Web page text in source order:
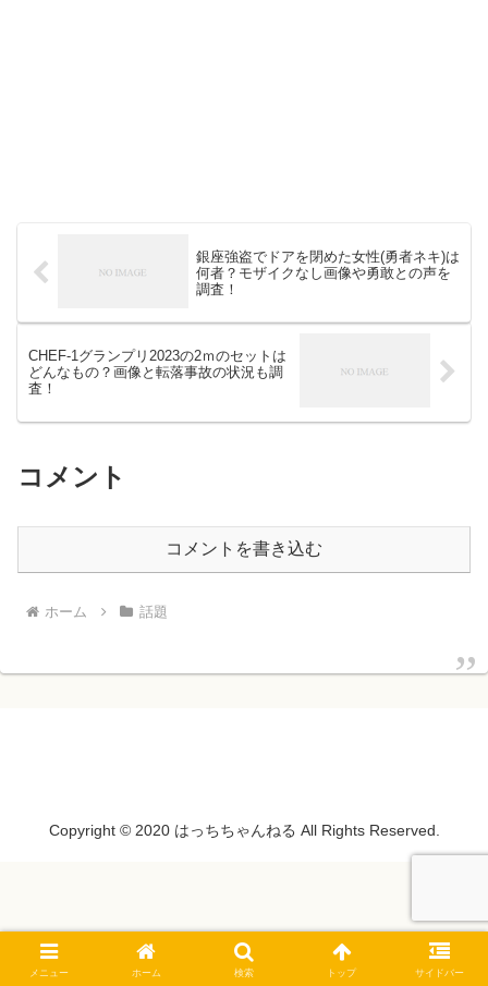
銀座強盗でドアを閉めた女性(勇者ネキ)は
何者？モザイクなし画像や勇敢との声を
調査！
CHEF-1グランプリ2023の2ｍのセットは
どんなもの？画像と転落事故の状況も調
査！
コメント
コメントを書き込む
ホーム 話題
Copyright © 2020 はっちちゃんねる All Rights Reserved.
メニュー ホーム 検索 トップ サイドバー